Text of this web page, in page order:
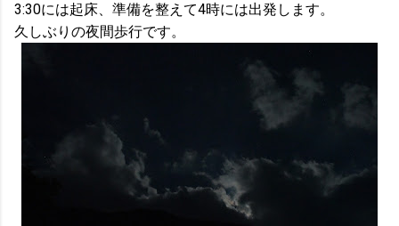
3:30には起床、準備を整えて4時には出発します。
久しぶりの夜間歩行です。